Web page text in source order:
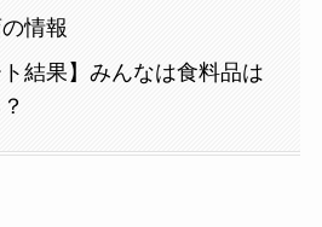
情報
ト結果】みんなは食料品は